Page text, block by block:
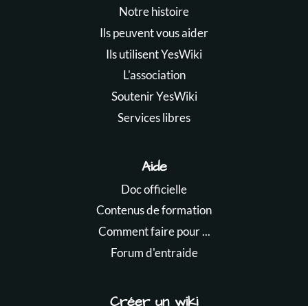
Notre histoire
Ils peuvent vous aider
Ils utilisent YesWiki
L'association
Soutenir YesWiki
Services libres
Aide
Doc officielle
Contenus de formation
Comment faire pour ...
Forum d'entraide
Créer un wiki